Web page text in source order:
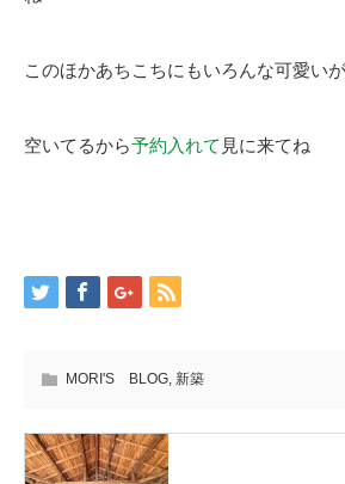
このほかあちこちにもいろんな可愛いが
空いてるから予約入れて 見に来てね
MORI'S BLOG, 新築